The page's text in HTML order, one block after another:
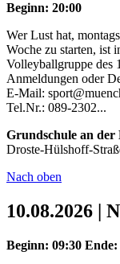
Beginn: 20:00
Wer Lust hat,
Woche zu starten, ist
Volleyballgruppe
Anmeldungen oder
E-Mail:
Tel.Nr.: 089-2302...
Grundschule an der
Droste-Hülshoff-
Nach oben
10.08.2026 |
Beginn: 09:30 Ende: